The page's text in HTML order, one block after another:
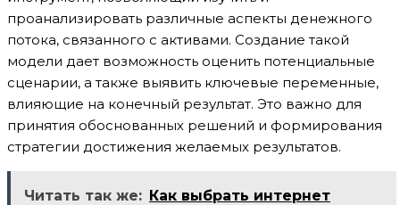
проанализировать различные аспекты денежного
потока, связанного с активами. Создание такой
модели дает возможность оценить потенциальные
сценарии, а также выявить ключевые переменные,
влияющие на конечный результат. Это важно для
принятия обоснованных решений и формирования
стратегии достижения желаемых результатов.
Читать так же: Как выбрать интернет